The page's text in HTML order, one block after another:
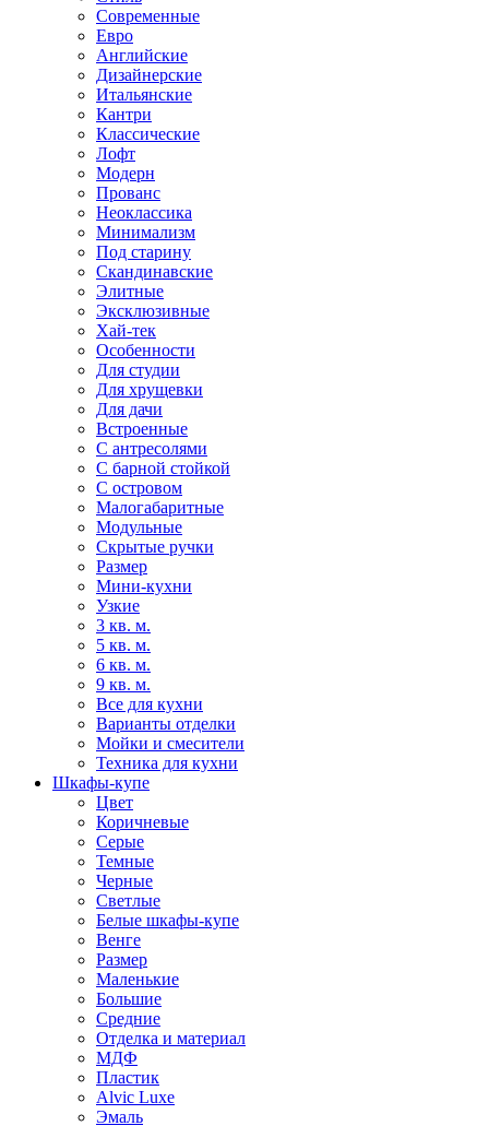
Современные
Евро
Английские
Дизайнерские
Итальянские
Кантри
Классические
Лофт
Модерн
Прованс
Неоклассика
Минимализм
Под старину
Скандинавские
Элитные
Эксклюзивные
Хай-тек
Особенности
Для студии
Для хрущевки
Для дачи
Встроенные
С антресолями
С барной стойкой
С островом
Малогабаритные
Модульные
Скрытые ручки
Размер
Мини-кухни
Узкие
3 кв. м.
5 кв. м.
6 кв. м.
9 кв. м.
Все для кухни
Варианты отделки
Мойки и смесители
Техника для кухни
Шкафы-купе
Цвет
Коричневые
Серые
Темные
Черные
Светлые
Белые шкафы-купе
Венге
Размер
Маленькие
Большие
Средние
Отделка и материал
МДФ
Пластик
Alvic Luxe
Эмаль